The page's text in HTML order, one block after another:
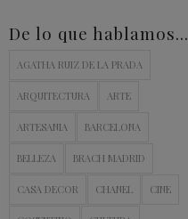
De lo que hablamos…
AGATHA RUIZ DE LA PRADA
ARQUITECTURA ARTE
ARTESANIA BARCELONA
BELLEZA BRACH MADRID
CASA DECOR CHANEL CINE